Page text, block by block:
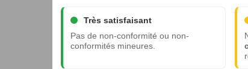
Très satisfaisant
Pas de non-conformité ou non-
conformités mineures.